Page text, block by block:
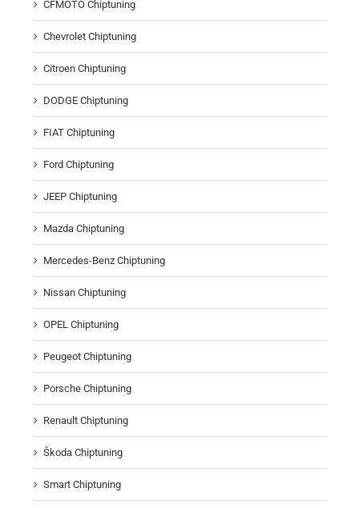
CFMOTO Chiptuning
Chevrolet Chiptuning
Citroen Chiptuning
DODGE Chiptuning
FIAT Chiptuning
Ford Chiptuning
JEEP Chiptuning
Mazda Chiptuning
Mercedes-Benz Chiptuning
Nissan Chiptuning
OPEL Chiptuning
Peugeot Chiptuning
Porsche Chiptuning
Renault Chiptuning
Škoda Chiptuning
Smart Chiptuning